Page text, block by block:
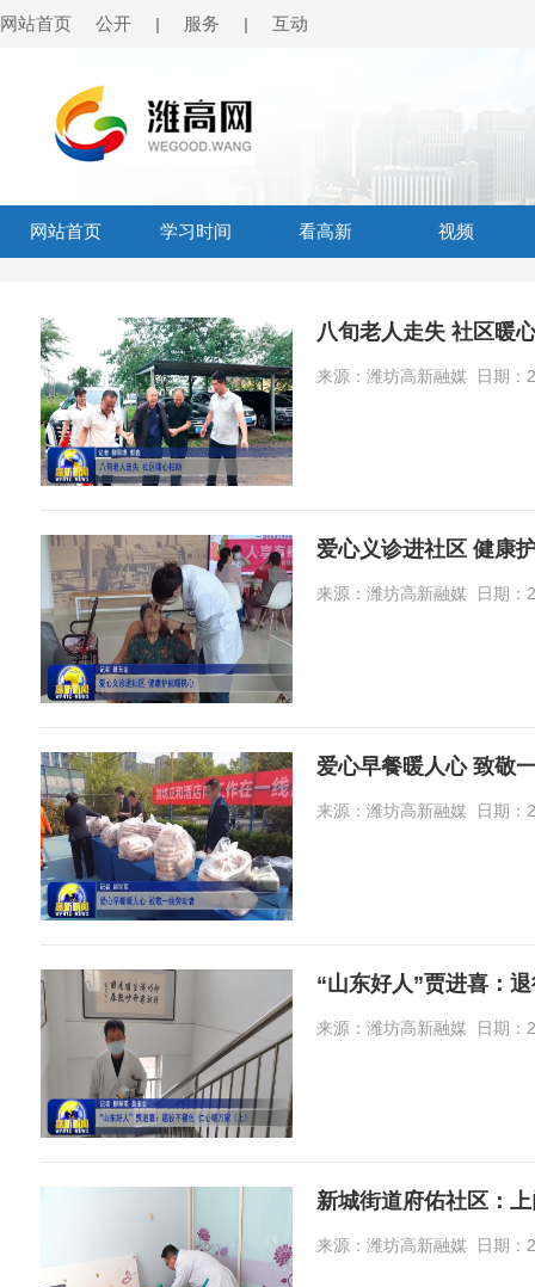
网站首页 公开 | 服务 | 互动
网站首页 学习时间 看高新 视频
八旬老人走失 社区暖
来源：潍坊高新融媒 日期：
爱心义诊进社区 健康
来源：潍坊高新融媒 日期：
爱心早餐暖人心 致敬
来源：潍坊高新融媒 日期：
“山东好人”贾进喜：
来源：潍坊高新融媒 日期：
新城街道府佑社区：
来源：潍坊高新融媒 日期：